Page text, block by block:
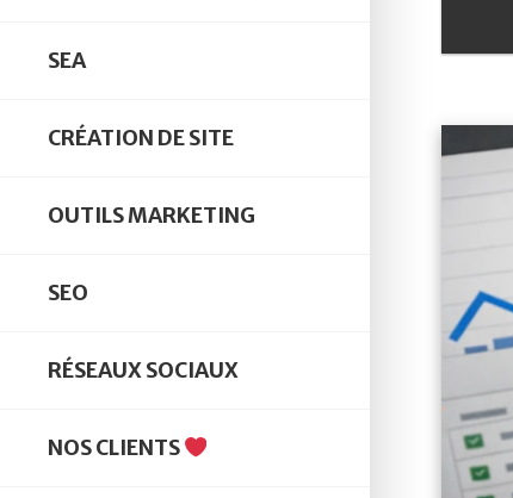
SEA
CRÉATION DE SITE
OUTILS MARKETING
SEO
RÉSEAUX SOCIAUX
NOS CLIENTS